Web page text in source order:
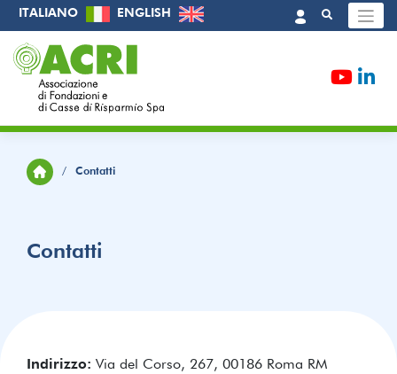
ITALIANO ENGLISH
/ Contatti
Contatti
Indirizzo: Via del Corso, 267, 00186 Roma RM